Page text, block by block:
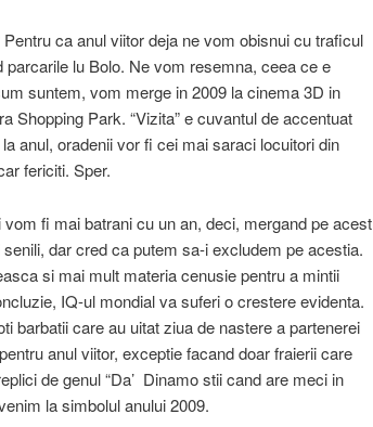
ca anul viitor deja ne vom obisnui cu traficul
lu Bolo. Ne vom resemna, ceea ce e
suntem, vom merge in 2009 la cinema 3D in
Shopping Park. “Vizita” e cuvantul de accentuat
anul, oradenii vor fi cei mai saraci locuitori din
fericiti. Sper.
fi mai batrani cu un an, deci, mergand pe acest
dar cred ca putem sa-i excludem pe acestia.
si mai mult materia cenusie pentru a mintii
IQ-ul mondial va suferi o crestere evidenta.
barbatii care au uitat ziua de nastere a partenerei
anul viitor, exceptie facand doar fraierii care
de genul “Da’ Dinamo stii cand are meci in
la simbolul anului 2009.